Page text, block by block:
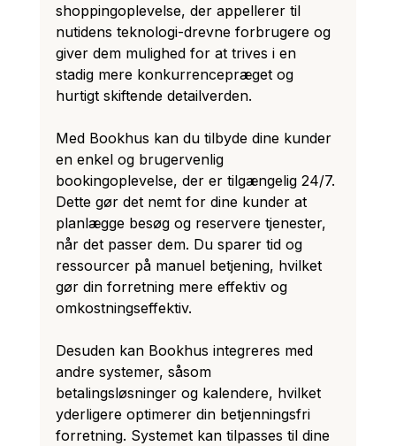
shoppingoplevelse, der appellerer til
nutidens teknologi-drevne forbrugere og
giver dem mulighed for at trives i en
stadig mere konkurrencepræget og
hurtigt skiftende detailverden.
Med Bookhus kan du tilbyde dine kunder
en enkel og brugervenlig
bookingoplevelse, der er tilgængelig 24/7.
Dette gør det nemt for dine kunder at
planlægge besøg og reservere tjenester,
når det passer dem. Du sparer tid og
ressourcer på manuel betjening, hvilket
gør din forretning mere effektiv og
omkostningseffektiv.
Desuden kan Bookhus integreres med
andre systemer, såsom
betalingsløsninger og kalendere, hvilket
yderligere optimerer din betjenningsfri
forretning. Systemet kan tilpasses til dine